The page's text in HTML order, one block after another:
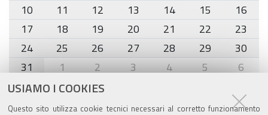
USIAMO I COOKIES
Questo sito utilizza cookie tecnici necessari al corretto funzionamento
10
11 12 13 14 15
16
17
18 19 20 21 22
23
24
25 26 27 28 29
30
31
1 2 3 4 5 6
Agenda eventi